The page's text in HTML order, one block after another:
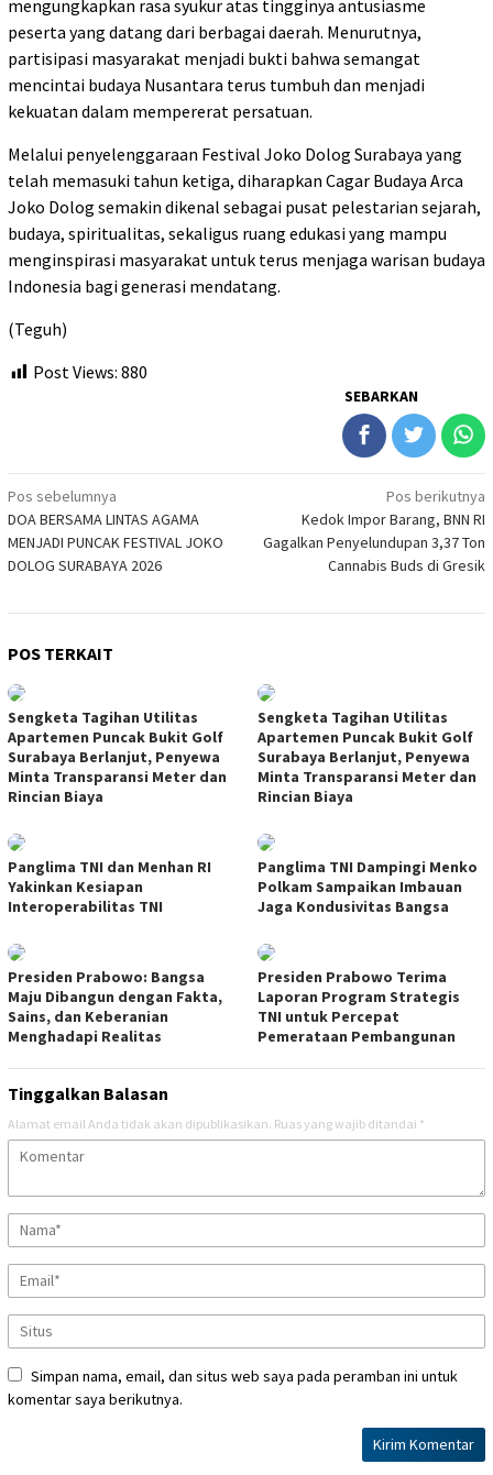
mengungkapkan rasa syukur atas tingginya antusiasme
peserta yang datang dari berbagai daerah. Menurutnya,
partisipasi masyarakat menjadi bukti bahwa semangat
mencintai budaya Nusantara terus tumbuh dan menjadi
kekuatan dalam mempererat persatuan.
Melalui penyelenggaraan Festival Joko Dolog Surabaya yang
telah memasuki tahun ketiga, diharapkan Cagar Budaya Arca
Joko Dolog semakin dikenal sebagai pusat pelestarian sejarah,
budaya, spiritualitas, sekaligus ruang edukasi yang mampu
menginspirasi masyarakat untuk terus menjaga warisan budaya
Indonesia bagi generasi mendatang.
(Teguh)
Post Views: 880
SEBARKAN
Navigasi
pos
Pos sebelumnya
DOA BERSAMA LINTAS AGAMA
MENJADI PUNCAK FESTIVAL JOKO
DOLOG SURABAYA 2026
Pos berikutnya
Kedok Impor Barang, BNN RI
Gagalkan Penyelundupan 3,37 Ton
Cannabis Buds di Gresik
POS TERKAIT
Sengketa Tagihan Utilitas
Apartemen Puncak Bukit Golf
Surabaya Berlanjut, Penyewa
Minta Transparansi Meter dan
Rincian Biaya
Sengketa Tagihan Utilitas
Apartemen Puncak Bukit Golf
Surabaya Berlanjut, Penyewa
Minta Transparansi Meter dan
Rincian Biaya
Panglima TNI dan Menhan RI
Yakinkan Kesiapan
Interoperabilitas TNI
Panglima TNI Dampingi Menko
Polkam Sampaikan Imbauan
Jaga Kondusivitas Bangsa
Presiden Prabowo: Bangsa
Maju Dibangun dengan Fakta,
Sains, dan Keberanian
Menghadapi Realitas
Presiden Prabowo Terima
Laporan Program Strategis
TNI untuk Percepat
Pemerataan Pembangunan
Tinggalkan Balasan
Alamat email Anda tidak akan dipublikasikan. Ruas yang wajib ditandai *
Simpan nama, email, dan situs web saya pada peramban ini untuk
komentar saya berikutnya.